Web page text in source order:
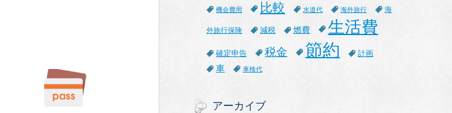
機会費用 比較 水道代 海外旅行 海
外旅行保険 減税 燃費 生活費
確定申告 税金 節約 計画
車 車検代
アーカイブ